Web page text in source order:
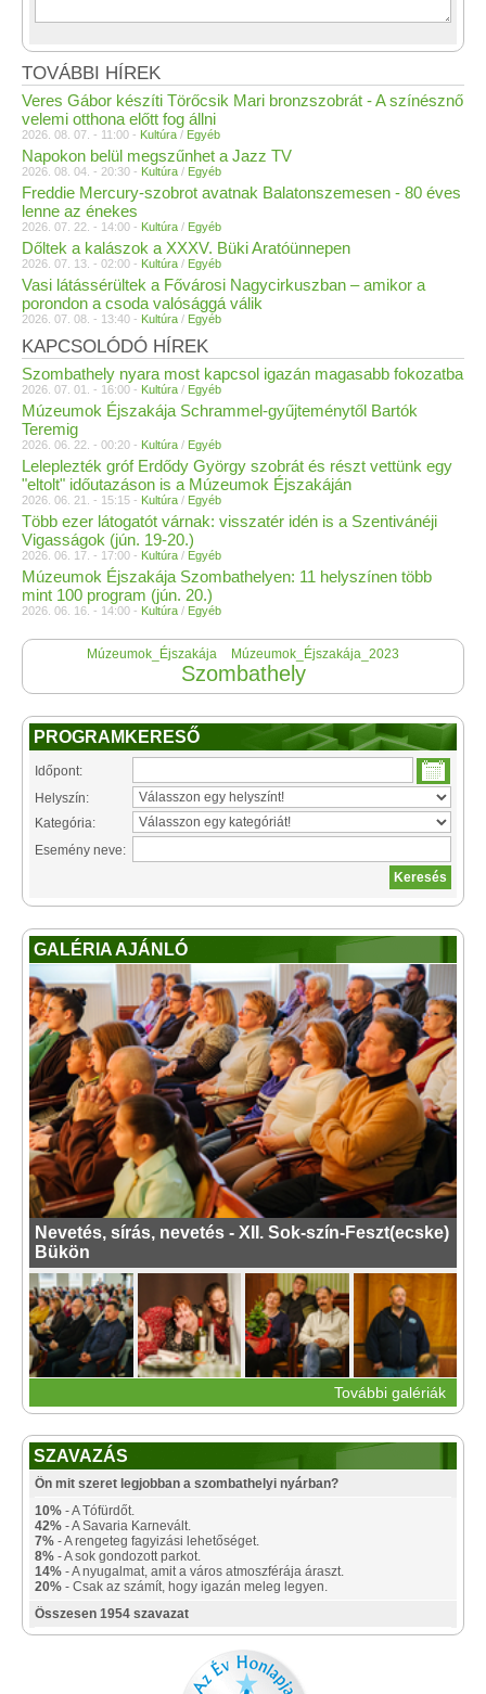
TOVÁBBI HÍREK
Veres Gábor készíti Törőcsik Mari bronzszobrát - A színésznő
velemi otthona előtt fog állni
2026. 08. 07. - 11:00 - Kultúra / Egyéb
Napokon belül megszűnhet a Jazz TV
2026. 08. 04. - 20:30 - Kultúra / Egyéb
Freddie Mercury-szobrot avatnak Balatonszemesen - 80 éves
lenne az énekes
2026. 07. 22. - 14:00 - Kultúra / Egyéb
Dőltek a kalászok a XXXV. Büki Aratóünnepen
2026. 07. 13. - 02:00 - Kultúra / Egyéb
Vasi látássérültek a Fővárosi Nagycirkuszban – amikor a
porondon a csoda valósággá válik
2026. 07. 08. - 13:40 - Kultúra / Egyéb
KAPCSOLÓDÓ HÍREK
Szombathely nyara most kapcsol igazán magasabb fokozatba
2026. 07. 01. - 16:00 - Kultúra / Egyéb
Múzeumok Éjszakája Schrammel-gyűjteménytől Bartók
Teremig
2026. 06. 22. - 00:20 - Kultúra / Egyéb
Leleplezték gróf Erdődy György szobrát és részt vettünk egy
"eltolt" időutazáson is a Múzeumok Éjszakáján
2026. 06. 21. - 15:15 - Kultúra / Egyéb
Több ezer látogatót várnak: visszatér idén is a Szentivánéji
Vigasságok (jún. 19-20.)
2026. 06. 17. - 17:00 - Kultúra / Egyéb
Múzeumok Éjszakája Szombathelyen: 11 helyszínen több
mint 100 program (jún. 20.)
2026. 06. 16. - 14:00 - Kultúra / Egyéb
Múzeumok_Éjszakája Múzeumok_Éjszakája_2023
Szombathely
PROGRAMKERESŐ
Időpont:
Helyszín:
Kategória:
Esemény neve:
GALÉRIA AJÁNLÓ
Nevetés, sírás, nevetés - XII. Sok-szín-Feszt(ecske)
Bükön
További galériák
SZAVAZÁS
Ön mit szeret legjobban a szombathelyi nyárban?
10% - A Tófürdőt.
42% - A Savaria Karnevált.
7% - A rengeteg fagyizási lehetőséget.
8% - A sok gondozott parkot.
14% - A nyugalmat, amit a város atmoszférája áraszt.
20% - Csak az számít, hogy igazán meleg legyen.
Összesen 1954 szavazat